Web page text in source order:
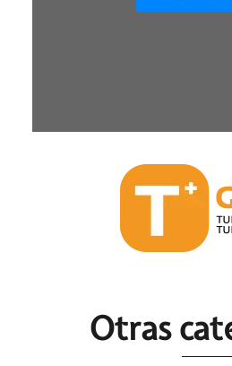
Otras c